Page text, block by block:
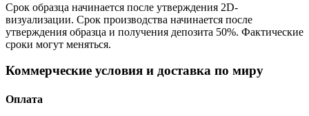
Срок образца начинается после утверждения 2D-
визуализации. Срок производства начинается после
утверждения образца и получения депозита 50%. Фактические
сроки могут меняться.
Коммерческие условия и доставка по миру
Оплата